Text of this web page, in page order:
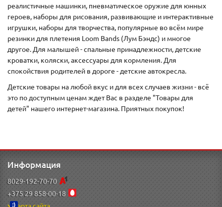
реалистичные машинки, пневматическое оружие для юнных
героев, наборы для рисования, развивающие и интерактивные
игрушки, наборы для творчества, популярные во всём мире
резинки для плетения Loom Bands (Лум Бэндс) и многое
другое. Для малышей - спальные принадлежности, детские
кроватки, коляски, аксессуары для кормления. Для
спокойствия родителей в дороге - детские автокресла.
Детские товары на любой вкус и для всех случаев жизни - всё
это по доступным ценам ждет Вас в разделе "Товары для
детей" нашего интернет-магазина. Приятных покупок!
Информация
8029-192-70-70
+375 29 858-00-18